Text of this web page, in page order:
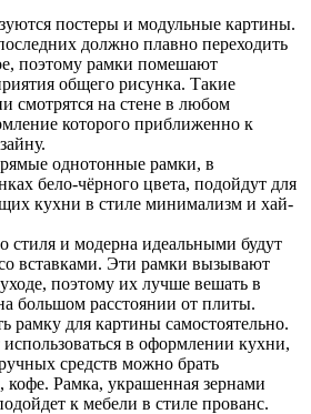
постеры и модульные картины.
должно плавно переходить
поэтому рамки помешают
общего рисунка. Такие
смотрятся на стене в любом
которого приближенно к
однотонные рамки, в
бело-чёрного цвета, подойдут для
кухни в стиле минимализм и хай-
стиля и модерна идеальными будут
вставками. Эти рамки вызывают
поэтому их лучше вешать в
большом расстоянии от плиты.
рамку для картины самостоятельно.
использоваться в оформлении кухни,
средств можно брать
Рамка, украшенная зернами
к мебели в стиле прованс.